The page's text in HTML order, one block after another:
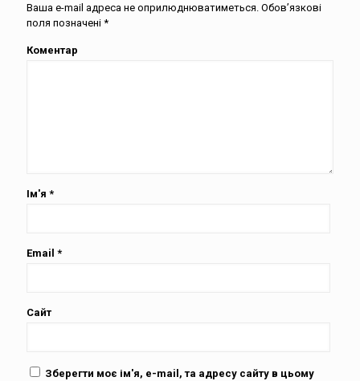
Ваша e-mail адреса не оприлюднюватиметься. Обов’язкові
поля позначені *
Коментар
Ім'я *
Email *
Сайт
Зберегти моє ім'я, e-mail, та адресу сайту в цьому